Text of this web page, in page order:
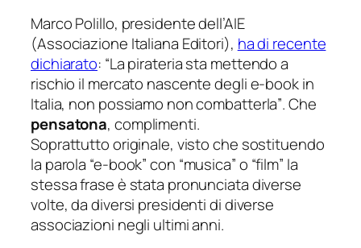
Marco Polillo, presidente dell’AIE
(Associazione Italiana Editori), ha di recente
dichiarato: “La pirateria sta mettendo a
rischio il mercato nascente degli e-book in
Italia, non possiamo non combatterla”. Che
pensatona, complimenti.
Soprattutto originale, visto che sostituendo
la parola “e-book” con “musica” o “film” la
stessa frase è stata pronunciata diverse
volte, da diversi presidenti di diverse
associazioni negli ultimi anni.